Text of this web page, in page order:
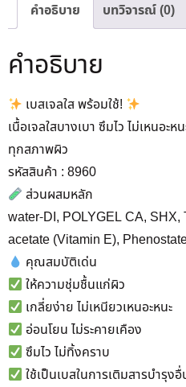
คำอธิบาย บทวิจารณ์ (0)
คำอธิบาย
เบสเจลใส พร้อมใช้!
เนื้อเจลใสบางเบา ซึมไว ไม่เหนอะ
ทุกสภาพผิว
รหัสสินค้า : 8960
ส่วนผสมหลัก
water-DI, POLYGEL CA, SHX,
acetate (Vitamin E),
คุณสมบัติเด่น
ให้ความชุ่มชื้นแก่ผิว
เกลี่ยง่าย ไม่เหนียวเหนอะหนะ
อ่อนโยน ไม่ระคายเคือง
ซึมไว ไม่ทิ้งคราบ
ใช้เป็นเบสในการเติมสารบำรุ